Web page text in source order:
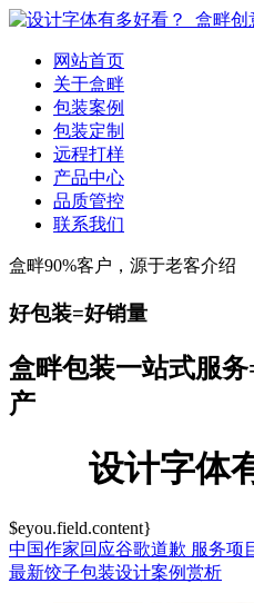
网站首页
关于盒畔
包装案例
包装定制
远程打样
产品中心
品质管控
联系我们
盒畔90%客户，源于老客介绍
好包装=好销量
盒畔包装一站式服
产
设计字体
$eyou.field.content}
中国作家回应谷歌道歉 服务项
最新饺子包装设计案例赏析